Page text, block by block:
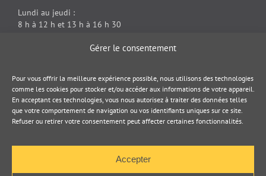
Gérer le consentement
Pour vous offrir la meilleure expérience possible, nous utilisons des technologies
comme les cookies pour stocker et/ou accéder aux informations de votre appareil.
En acceptant ces technologies, vous nous autorisez à traiter des données telles
que votre comportement de navigation ou vos identifiants uniques sur ce site.
Refuser ou retirer votre consentement peut affecter certaines fonctionnalités.
Accepter
Lundi au jeudi :
8 h à 12 h et 13 h à 16 h 30
DOCUMENT JURIDIQUE
Politique de cookies